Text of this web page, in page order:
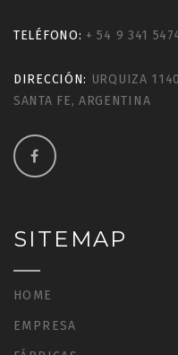
TELÉFONO: + 54 9 341
DIRECCIÓN: URQUIZA
SANTA FE, ARGENTINA
SITEMAP
HOME
EMPRESA